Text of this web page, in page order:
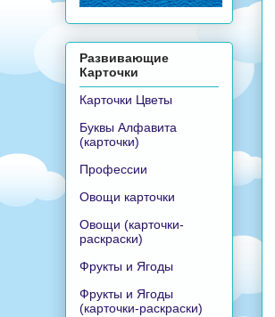
Развивающие
Карточки
Карточки Цветы
Буквы Алфавита
(карточки)
Профессии
Овощи карточки
Овощи (карточки-
раскраски)
Фрукты и Ягоды
Фрукты и Ягоды
(карточки-раскраски)